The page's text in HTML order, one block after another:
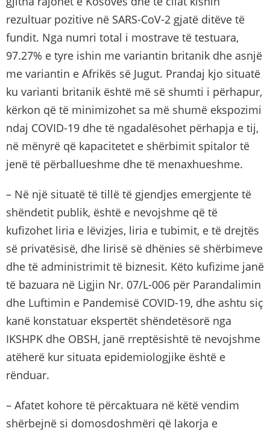
rezultuar pozitive në SARS-CoV-2 gjatë ditëve të
fundit. Nga numri total i mostrave të testuara,
97.27% e tyre ishin me variantin britanik dhe asnjë
me variantin e Afrikës së Jugut. Prandaj kjo situatë
ku varianti britanik është më së shumti i përhapur,
kërkon që të minimizohet sa më shumë ekspozimi
ndaj COVID-19 dhe të ngadalësohet përhapja e tij,
në mënyrë që kapacitetet e shërbimit spitalor të
jenë të përballueshme dhe të menaxhueshme.
– Në një situatë të tillë të gjendjes emergjente të
shëndetit publik, është e nevojshme që të
kufizohet liria e lëvizjes, liria e tubimit, e të drejtës
së privatësisë, dhe lirisë së dhënies së shërbimeve
dhe të administrimit të biznesit. Këto kufizime janë
të bazuara në Ligjin Nr. 07/L-006 për Parandalimin
dhe Luftimin e Pandemisë COVID-19, dhe ashtu siç
kanë konstatuar ekspertët shëndetësorë nga
IKSHPK dhe OBSH, janë rreptësishtë të nevojshme
atëherë kur situata epidemiologjike është e
rënduar.
– Afatet kohore të përcaktuara në këtë vendim
shërbejnë si domosdoshmëri që lakorja e